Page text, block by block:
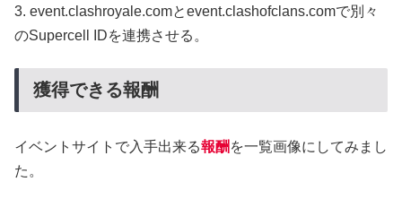
3. event.clashroyale.comとevent.clashofclans.comで別々
のSupercell IDを連携させる。
獲得できる報酬
イベントサイトで入手出来る報酬 を一覧画像にしてみまし
た。